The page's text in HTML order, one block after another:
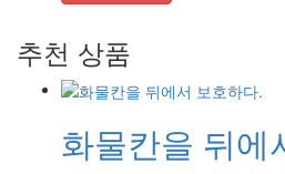
추천 상품
화물칸을 뒤에